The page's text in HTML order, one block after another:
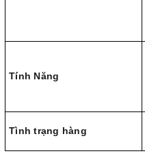
Tính Năng
Tình trạng hàng